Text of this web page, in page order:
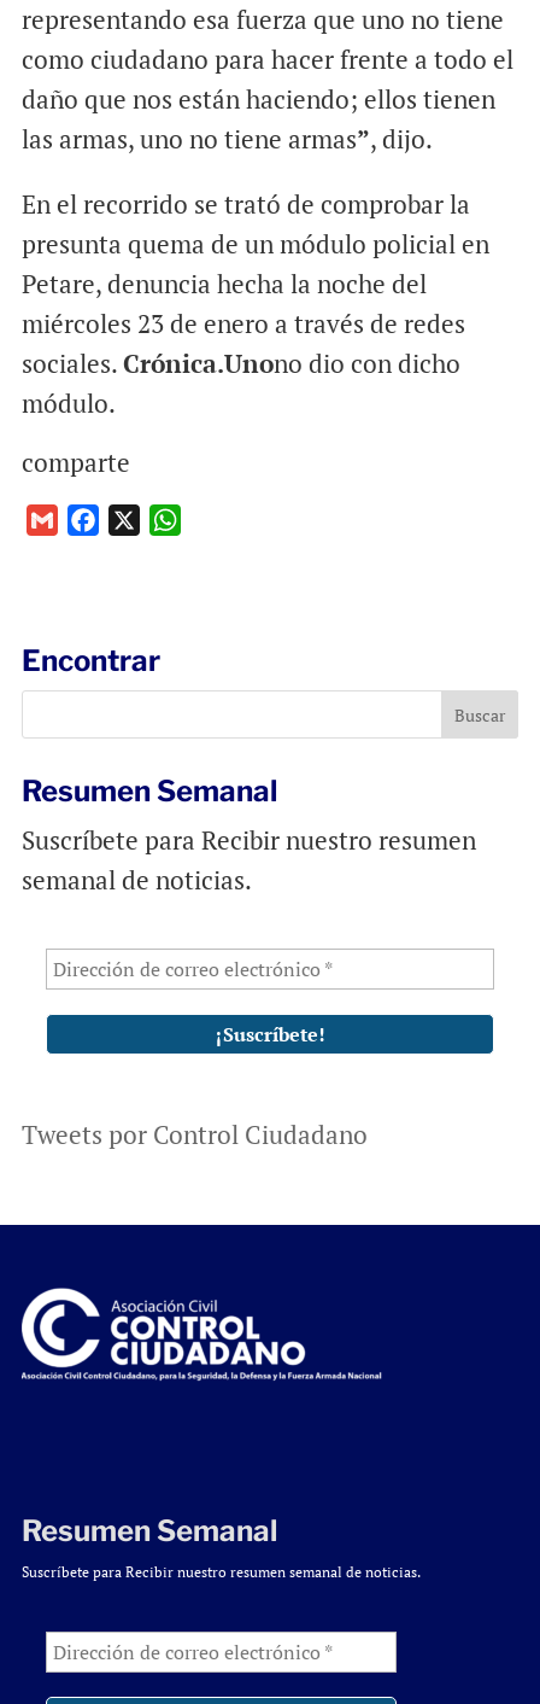
representando esa fuerza que uno no tiene
como ciudadano para hacer frente a todo el
daño que nos están haciendo; ellos tienen
las armas, uno no tiene armas”, dijo.
En el recorrido se trató de comprobar la
presunta quema de un módulo policial en
Petare, denuncia hecha la noche del
miércoles 23 de enero a través de redes
sociales.Crónica.Unono dio con dicho
módulo.
comparte
o
k
p
Encontrar
Resumen Semanal
Suscríbete para Recibir nuestro resumen
semanal de noticias.
Tweets por Control Ciudadano
Resumen Semanal
Suscríbete para Recibir nuestro resumen semanal de noticias.